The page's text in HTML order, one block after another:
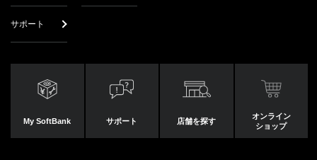
サポート
My SoftBank サポート 店舗を探す
オンライン
ショップ